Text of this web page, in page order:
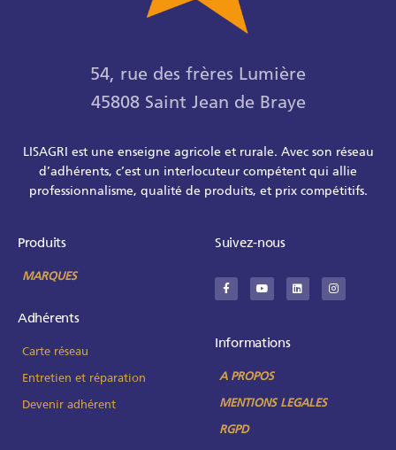
54, rue des frères Lumière
45808 Saint Jean de Braye
LISAGRI est une enseigne agricole et rurale. Avec son réseau
d’adhérents, c’est un interlocuteur compétent qui allie
professionnalisme, qualité de produits, et prix compétitifs.
Produits
MARQUES
Adhérents
Carte réseau
Entretien et réparation
Devenir adhérent
Suivez-nous
Informations
A PROPOS
MENTIONS LEGALES
RGPD